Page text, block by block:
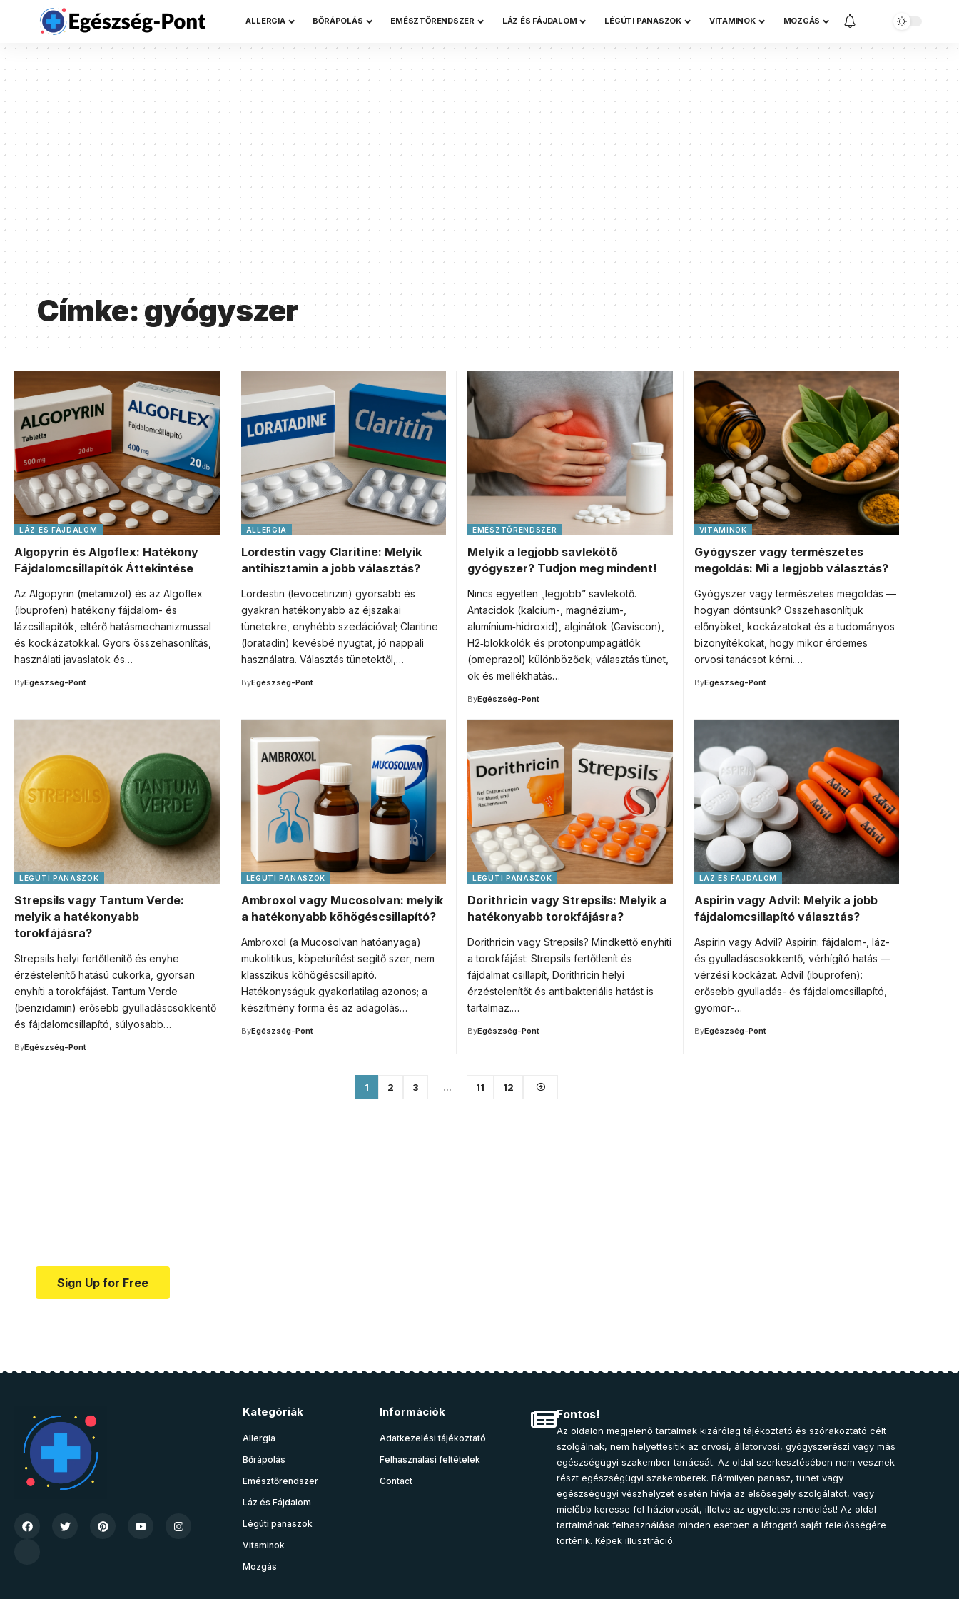
ALLERGIA BŐRÁPOLÁS EMÉSZTŐRENDSZER LÁZ ÉS FÁJDALOM LÉGÚTI PANASZOK VITAMINOK MOZGÁS
Címke:gyógyszer
LÁZ ÉS FÁJDALOM
Algopyrin és Algoflex: Hatékony
Fájdalomcsillapítók Áttekintése
Az Algopyrin (metamizol) és az Algoflex
(ibuprofen) hatékony fájdalom- és
lázcsillapítók, eltérő hatásmechanizmussal
és kockázatokkal. Gyors összehasonlítás,
használati javaslatok és…
ByEgészség-Pont
ALLERGIA
Lordestin vagy Claritine: Melyik
antihisztamin a jobb választás?
Lordestin (levocetirizin) gyorsabb és
gyakran hatékonyabb az éjszakai
tünetekre, enyhébb szedációval; Claritine
(loratadin) kevésbé nyugtat, jó nappali
használatra. Választás tünetektől,…
ByEgészség-Pont
EMÉSZTŐRENDSZER
Melyik a legjobb savlekötő
gyógyszer? Tudjon meg mindent!
Nincs egyetlen „legjobb” savlekötő.
Antacidok (kalcium-, magnézium-,
alumínium‑hidroxid), alginátok (Gaviscon),
H2‑blokkolók és protonpumpagátlók
(omeprazol) különbözőek; választás tünet,
ok és mellékhatás…
ByEgészség-Pont
VITAMINOK
Gyógyszer vagy természetes
megoldás: Mi a legjobb választás?
Gyógyszer vagy természetes megoldás —
hogyan döntsünk? Összehasonlítjuk
előnyöket, kockázatokat és a tudományos
bizonyítékokat, hogy mikor érdemes
orvosi tanácsot kérni.…
ByEgészség-Pont
LÉGÚTI PANASZOK
Strepsils vagy Tantum Verde:
melyik a hatékonyabb
torokfájásra?
Strepsils helyi fertőtlenítő és enyhe
érzéstelenítő hatású cukorka, gyorsan
enyhíti a torokfájást. Tantum Verde
(benzidamin) erősebb gyulladáscsökkentő
és fájdalomcsillapító, súlyosabb…
ByEgészség-Pont
LÉGÚTI PANASZOK
Ambroxol vagy Mucosolvan: melyik
a hatékonyabb köhögéscsillapító?
Ambroxol (a Mucosolvan hatóanyaga)
mukolitikus, köpetürítést segítő szer, nem
klasszikus köhögéscsillapító.
Hatékonyságuk gyakorlatilag azonos; a
készítmény forma és az adagolás…
ByEgészség-Pont
LÉGÚTI PANASZOK
Dorithricin vagy Strepsils: Melyik a
hatékonyabb torokfájásra?
Dorithricin vagy Strepsils? Mindkettő enyhíti
a torokfájást: Strepsils fertőtlenít és
fájdalmat csillapít, Dorithricin helyi
érzéstelenítőt és antibakteriális hatást is
tartalmaz.…
ByEgészség-Pont
LÁZ ÉS FÁJDALOM
Aspirin vagy Advil: Melyik a jobb
fájdalomcsillapító választás?
Aspirin vagy Advil? Aspirin: fájdalom-, láz-
és gyulladáscsökkentő, vérhígító hatás —
vérzési kockázat. Advil (ibuprofen):
erősebb gyulladás- és fájdalomcsillapító,
gyomor-…
ByEgészség-Pont
1 2 3 … 11 12
Sign Up for Free
Kategóriák
Allergia
Bőrápolás
Emésztőrendszer
Láz és Fájdalom
Légúti panaszok
Vitaminok
Mozgás
Információk
Adatkezelési tájékoztató
Felhasználási feltételek
Contact
Fontos!
Az oldalon megjelenő tartalmak kizárólag tájékoztató és szórakoztató célt
szolgálnak, nem helyettesítik az orvosi, állatorvosi, gyógyszerészi vagy más
egészségügyi szakember tanácsát. Az oldal szerkesztésében nem vesznek
részt egészségügyi szakemberek. Bármilyen panasz, tünet vagy
egészségügyi vészhelyzet esetén hívja az elsősegély szolgálatot, vagy
mielőbb keresse fel háziorvosát, illetve az ügyeletes rendelést! Az oldal
tartalmának felhasználása minden esetben a látogató saját felelősségére
történik. Képek illusztráció.